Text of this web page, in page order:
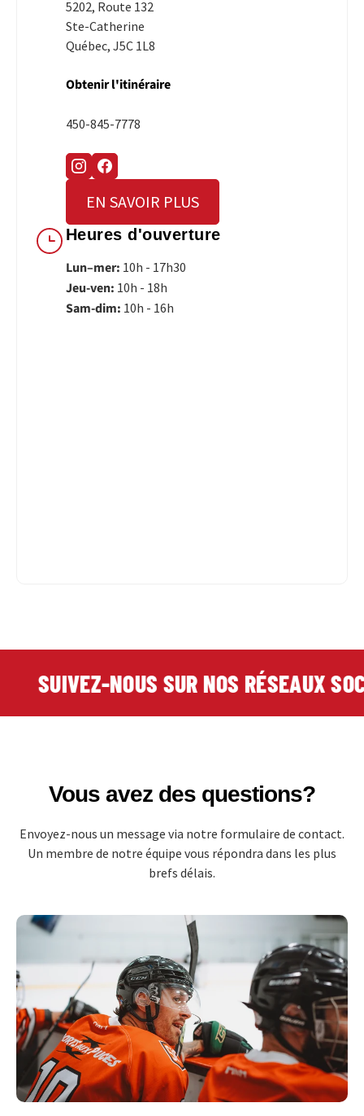
5202, Route 132
Ste-Catherine
Québec, J5C 1L8
Obtenir l'itinéraire
450-845-7778
EN SAVOIR PLUS
Heures d'ouverture
Lun–mer: 10h - 17h30
Jeu-ven: 10h - 18h
Sam-dim: 10h - 16h
SUIVEZ-NOUS SUR NOS RÉSEAUX
Vous avez des questions?
Envoyez-nous un message via notre formulaire de contact.
Un membre de notre équipe vous répondra dans les plus
brefs délais.